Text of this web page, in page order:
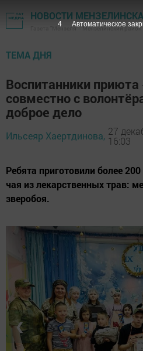
НОВОСТИ МЕНЗЕЛИНСКА
Газета "Мензеля" - Мензелинский район
ТЕМА ДНЯ
Воспитанники приюта
совместно с
доброе дело
Ильсеяр Хаертдинова, 27
16:03
Ребята приготовили более
чая из лекарственных трав:
зверобоя.
❮
3 Автоматическое